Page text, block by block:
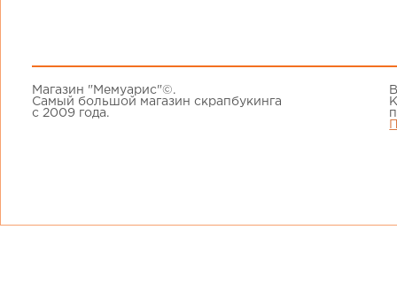
Магазин "Мемуарис"©.
Самый большой магазин скрапбукинга
с 2009 года.